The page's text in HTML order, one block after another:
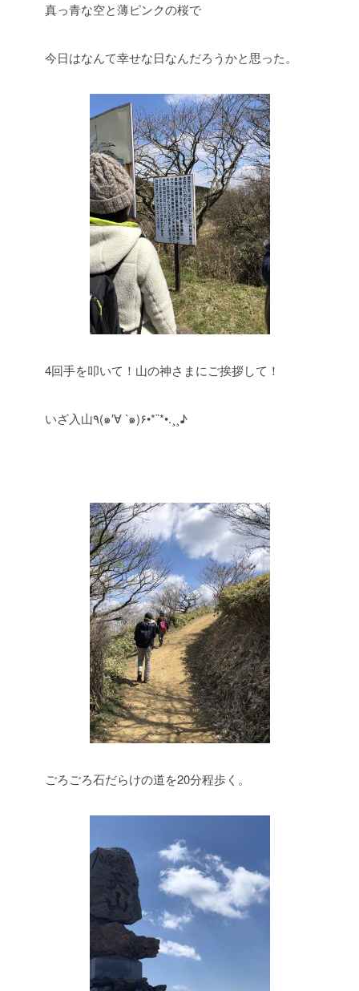
真っ青な空と薄ピンクの桜で
今日はなんて幸せな日なんだろうかと思った。
4回手を叩いて！山の神さまにご挨拶して！
いざ入山٩(๑′∀ ‵๑)۶•*¨*•.¸¸♪
ごろごろ石だらけの道を20分程歩く。